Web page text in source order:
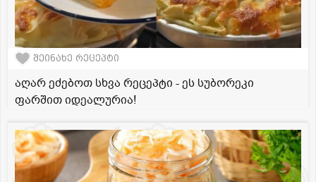
შეინახე რეცეპტი
აღარ ეძებოთ სხვა რეცეპტი - ეს სუბორეკი
ფარშით იდეალურია!